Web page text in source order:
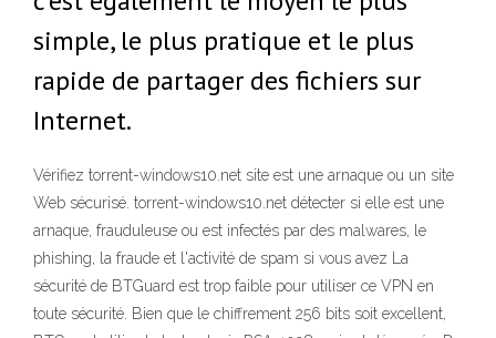
simple, le plus pratique et le plus
rapide de partager des fichiers sur
Internet.
Vérifiez torrent-windows10.net site est une arnaque ou un site
Web sécurisé. torrent-windows10.net détecter si elle est une
arnaque, frauduleuse ou est infectés par des malwares, le
phishing, la fraude et l'activité de spam si vous avez La
sécurité de BTGuard est trop faible pour utiliser ce VPN en
toute sécurité. Bien que le chiffrement 256 bits soit excellent,